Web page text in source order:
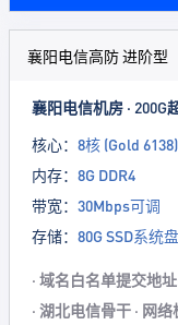
襄阳电信高防 进阶型
襄阳电信机房 · 200G
核心： 8核 (Gold 6138)
内存： 8G DDR4
带宽： 30Mbps可调
存储： 80G SSD系统盘
· 域名白名单提交地
· 湖北电信骨干 · 网